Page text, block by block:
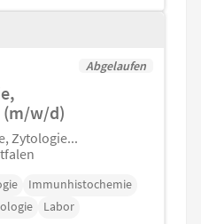
Abgelaufen
(m/w/d)
Zytologie...
Immunhistochemie
Labor